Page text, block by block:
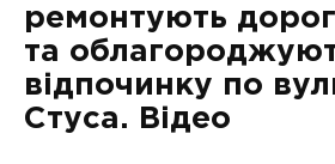
УКРАЇНА
ремонтують
та
відпочинку по
Стуса. Відео